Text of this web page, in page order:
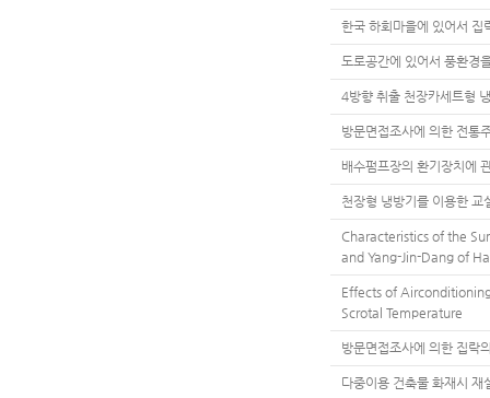
한국 하회마을에 있어서 집
도로공간에 있어서 풍환경
4방향 취출 천장카세트형
방문면접조사에 의한 전통
배수펌프장의 환기장치에
천장형 냉방기를 이용한 교
Characteristics of the
and Yang-Jin-Dang of
Effects of
Scrotal Temperature
방문면접조사에 의한 집락
다중이용 건축물 화재시 재